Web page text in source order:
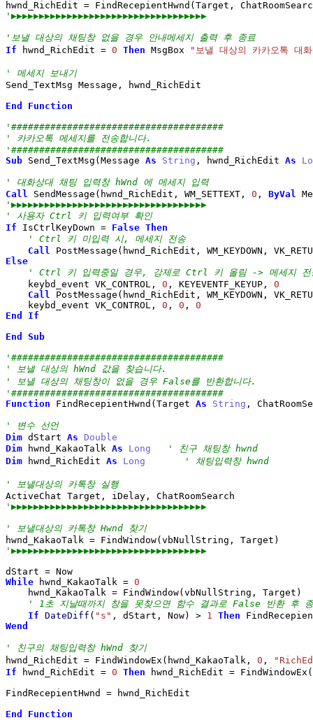
hwnd_RichEdit = FindRecepientHwnd ( Target,
'▶▶▶▶▶▶▶▶▶▶▶▶▶▶▶▶▶▶▶▶▶▶▶▶▶▶▶▶▶▶▶▶▶▶▶
'보낼 대상의 채팅창 없을 경우 안내메세지 출력 후 종료
If hwnd_RichEdit = 0 Then MsgBox "보낼 대상의 카카오톡 대
' 메세지 보내기
Send_TextMsg Message, hwnd_RichEdit
End
Function
'######################################
' 카카오톡 메세지를 전송합니다.
'######################################
Sub Send_TextMsg ( Message As String , hwnd_RichEdit As
' 대화상대 채팅 입력창 hWnd 에 메세지 입력
Call
SendMessage ( hwnd_RichEdit, WM_SETTEXT, 0 , ByVal
'▶▶▶▶▶▶▶▶▶▶▶▶▶▶▶▶▶▶▶▶▶▶▶▶▶▶▶▶▶▶▶▶▶▶▶
' 사용자 Ctrl 키 입력여부 확인
If IsCtrlKeyDown = False Then
' Ctrl 키 미입력 시, 메세지 전송
Call
PostMessage ( hwnd_RichEdit, WM_KEYDOWN,
Else
' Ctrl 키 입력중일 경우, 강제로 Ctrl 키 올림 -> 메세지
    keybd_event VK_CONTROL,
0 , KEYEVENTF_KEYUP, 0
Call
PostMessage ( hwnd_RichEdit, WM_KEYDOWN,
    keybd_event VK_CONTROL,
0 , 0 , 0
End
If
End
Sub
'######################################
' 보낼 대상의 hWnd 값을 찾습니다.
' 보낼 대상의 채팅창이 없을 경우 False를 반환합니다.
'######################################
Function FindRecepientHwnd ( Target As String ,
' 변수 선언
Dim dStart As
Double
Dim hwnd_KakaoTalk As Long
' 친구 채팅창 hwnd
Dim hwnd_RichEdit As Long ' 채팅입력창 hwnd
' 보낼대상의 카톡창 실행
'▶▶▶▶▶▶▶▶▶▶▶▶▶▶▶▶▶▶▶▶▶▶▶▶▶▶▶▶▶▶▶▶▶▶▶
' 보낼대상의 카톡창 Hwnd 찾기
hwnd_KakaoTalk = FindWindow( vbNullString, Target )
'▶▶▶▶▶▶▶▶▶▶▶▶▶▶▶▶▶▶▶▶▶▶▶▶▶▶▶▶▶▶▶▶▶▶▶
dStart =
While hwnd_KakaoTalk = 0
    hwnd_KakaoTalk
= FindWindow( vbNullString, Target )
' 1초 지날때까지 창을 못찾으면 함수 결과로 False 반환 후
If DateDiff ( "s" , dStart, Now) > 1 Then
Wend
' 친구의 채팅입력창 hWnd 찾기
hwnd_RichEdit = FindWindowEx ( hwnd_KakaoTalk, 0 ,
If hwnd_RichEdit = 0 Then hwnd_RichEdit = FindWindowEx (
FindRecepientHwnd = hwnd_RichEdit
End
Function